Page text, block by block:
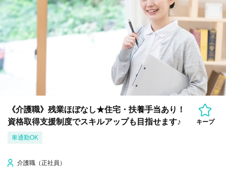
《介護職》残業ほぼなし★住宅・扶養手当あり！
資格取得支援制度でスキルアップも目指せます♪
キープ
車通勤OK
介護職（正社員）